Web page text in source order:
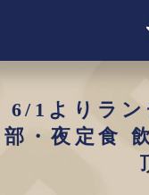
6/1よりラン
部・夜定食